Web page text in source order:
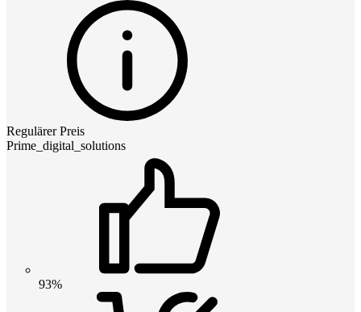
Regulärer Preis
Prime_digital_solutions
93%